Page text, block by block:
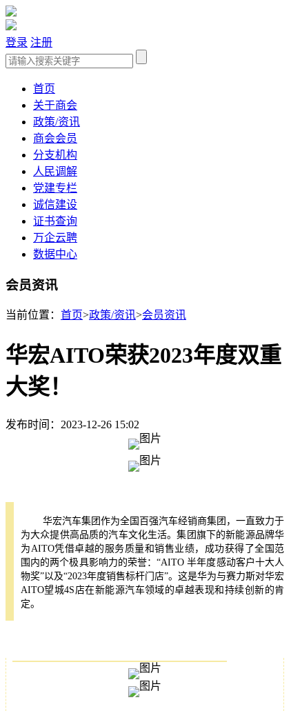
登录 注册
首页
关于商会
政策/资讯
商会会员
分支机构
人民调解
党建专栏
诚信建设
证书查询
万企云聘
数据中心
会员资讯
当前位置： 首页>政策/资讯>会员资讯
华宏AITO荣获2023年度双重
大奖！
发布时间：2023-12-26 15:02
华宏汽车集团作为全国百强汽车经销商集团，一直致力于
为大众提供高品质的汽车文化生活。集团旗下的新能源品牌华
为AITO凭借卓越的服务质量和销售业绩，成功获得了全国范
围内的两个极具影响力的荣誉：“AITO 半年度感动客户十大人
物奖”以及“2023年度销售标杆门店”。这是华为与赛力斯对华宏
AITO望城4S店在新能源汽车领域的卓越表现和持续创新的肯
定。